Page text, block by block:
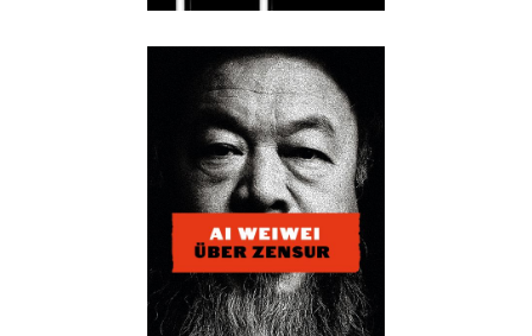
Details
Buch: 32,00 €